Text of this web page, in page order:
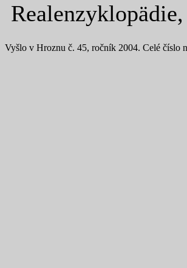
Vyšlo v Hroznu č. 45, ročník 2004. Celé číslo